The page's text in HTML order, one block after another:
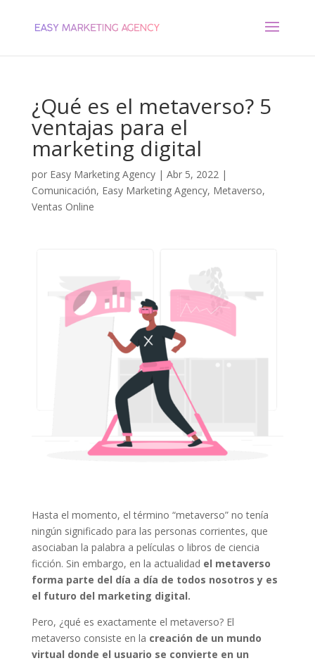
¿Qué es el metaverso? 5
ventajas para el
marketing digital
por Easy Marketing Agency| Abr 5, 2022|
Comunicación, Easy Marketing Agency, Metaverso,
Ventas Online
Hasta el momento, el término “metaverso” no tenía
ningún significado para las personas corrientes, que
asociaban la palabra a películas o libros de ciencia
ficción. Sin embargo, en la actualidad el metaverso
forma parte del día a día de todos nosotros y es
el futuro del marketing digital.
Pero, ¿qué es exactamente el metaverso? El
metaverso consiste en la creación de un mundo
virtual donde el usuario se convierte en un